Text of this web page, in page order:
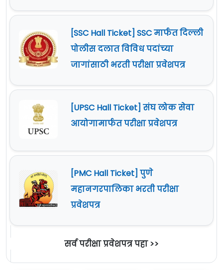
[SSC Hall Ticket] SSC मार्फत दिल्ली
पोलीस दलात विविध पदांच्या
जागांसाठी भरती परीक्षा प्रवेशपत्र
[UPSC Hall Ticket] संघ लोक सेवा
आयोगामार्फत परीक्षा प्रवेशपत्र
[PMC Hall Ticket] पुणे
महानगरपालिका भरती परीक्षा
प्रवेशपत्र
सर्व परीक्षा प्रवेशपत्र पहा >>